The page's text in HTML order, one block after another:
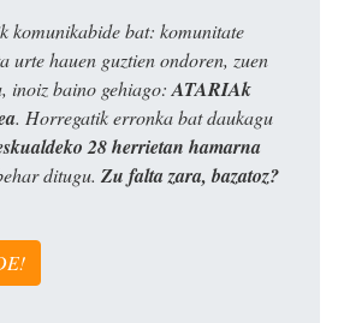
komunikabide bat: komunitate
urte hauen guztien ondoren, zuen
inoiz baino gehiago: ATARIAk
. Horregatik erronka bat daukagu
28 herrietan hamarna
ditugu. Zu falta zara, bazatoz?